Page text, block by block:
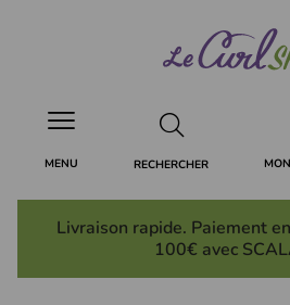
RECHERCHER
MENU
Livraison rapide. Paiement
100€ avec